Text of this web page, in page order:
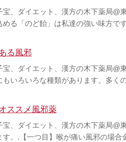
宝、ダイエット、漢方の木下薬局@
める「のど飴」は私達の強い味方で
る風邪
宝、ダイエット、漢方の木下薬局@
もいろいろな種類があります。多
ススメ風邪薬
宝、ダイエット、漢方の木下薬局@
す。.【一つ目】喉が痛い風邪の場